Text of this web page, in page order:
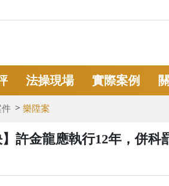
法操現場 實際案例
件 樂陞案
許金龍應執行12年，併科